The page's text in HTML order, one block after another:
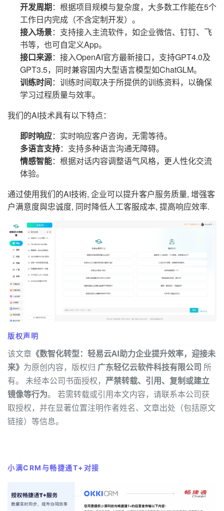
开发周期：根据项目规模与复杂度，大多数工作能在5个
工作日内完成（不含定制开发）。
接入场景：支持接入主流软件，如企业微信、钉钉、飞
书等，也可自定义App。
接口来源：接入OpenAI官方最新接口，支持GPT4.0及
GPT3.5，同时兼容国内大型语言模型如ChatGLM。
训练时间：训练时间取决于所提供的训练资料，以确保
学习过程质量与效率。
我们的AI技术具有以下特点：
即时响应：实时响应客户咨询，无需等待。
多语言支持：支持多种语言沟通无障碍。
情感智能：根据对话内容调整语气风格，更人性化交流
体验。
通过使用我们的AI技術, 企业可以提升客户服务质量, 增强客
户满意度與忠诚度, 同时降低人工客服成本, 提高响应效率.
版权声明
该文章 《数智化转型：轻易云AI助力企业提升效率，迎接未
来》 为原创内容，版权归 广东轻亿云软件科技有限公司 所
有。 未经本公司书面授权， 严禁转载、引用、复制或建立
镜像等行为。 若需转载或引用本文内容，请联系本公司获
取授权，并在显著位置注明作者姓名、文章出处（包括原文
链接）等信息。
小满CRM与畅捷通T+对接